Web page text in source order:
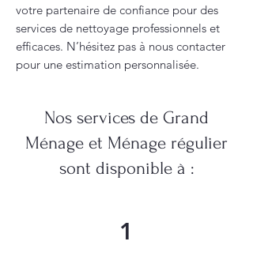
votre partenaire de confiance pour des
services de nettoyage professionnels et
efficaces. N’hésitez pas à nous contacter
pour une estimation personnalisée.
Nos services de Grand
Ménage et Ménage régulier
sont disponible à :
1